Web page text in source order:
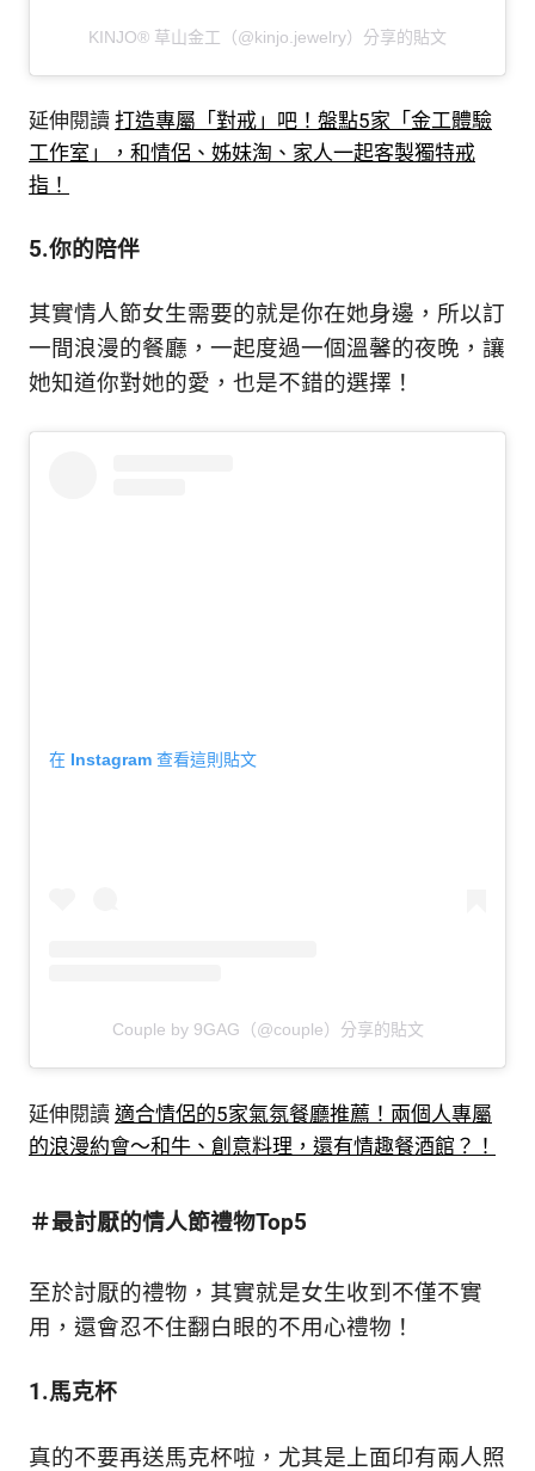
KINJO® 草山金工（@kinjo.jewelry）分享的貼文
延伸閱讀 打造專屬「對戒」吧！盤點5家「金工體驗
工作室」，和情侶、姊妹淘、家人一起客製獨特戒
指！
5.你的陪伴
其實情人節女生需要的就是你在她身邊，所以訂
一間浪漫的餐廳，一起度過一個溫馨的夜晚，讓
她知道你對她的愛，也是不錯的選擇！
在 Instagram 查看這則貼文
Couple by 9GAG（@couple）分享的貼文
延伸閱讀 適合情侶的5家氣氛餐廳推薦！兩個人專屬
的浪漫約會～和牛、創意料理，還有情趣餐酒館？！
＃最討厭的情人節禮物Top5
至於討厭的禮物，其實就是女生收到不僅不實
用，還會忍不住翻白眼的不用心禮物！
1.馬克杯
真的不要再送馬克杯啦，尤其是上面印有兩人照